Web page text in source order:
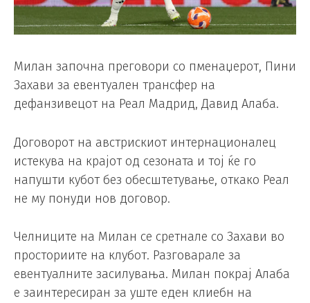
Милан започна преговори со пменаџерот, Пини
Захави за евентуален трансфер на
дефанзивецот на Реал Мадрид, Давид Алаба.
Договорот на австрискиот интернационалец
истекува на крајот од сезоната и тој ќе го
напушти кубот без обесштетување, откако Реал
не му понуди нов договор.
Челниците на Милан се сретнале со Захави во
просториите на клубот. Разговарале за
евентуалните засилувања. Милан покрај Алаба
е заинтересиран за уште еден клиебн на